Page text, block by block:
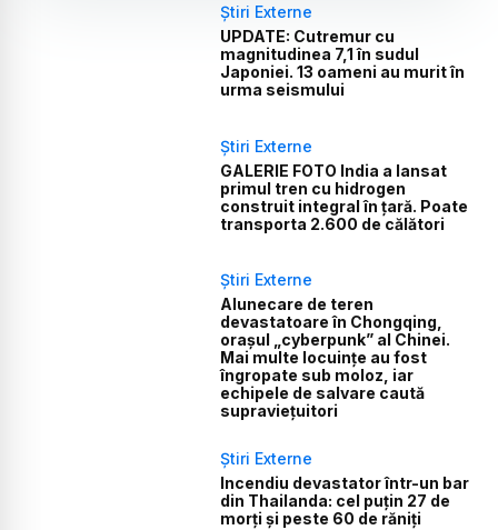
Știri Externe
UPDATE: Cutremur cu
magnitudinea 7,1 în sudul
Japoniei. 13 oameni au murit în
urma seismului
Știri Externe
GALERIE FOTO India a lansat
primul tren cu hidrogen
construit integral în țară. Poate
transporta 2.600 de călători
Știri Externe
Alunecare de teren
devastatoare în Chongqing,
orașul „cyberpunk” al Chinei.
Mai multe locuințe au fost
îngropate sub moloz, iar
echipele de salvare caută
supraviețuitori
Știri Externe
Incendiu devastator într-un bar
din Thailanda: cel puțin 27 de
morți și peste 60 de răniți